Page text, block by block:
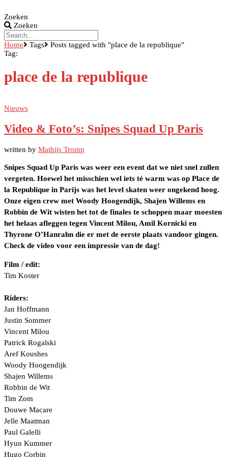
Zoeken
Zoeken
Home Tags
Posts tagged with "place de la republique"
Tag:
place de la republique
Nieuws
Video & Foto’s: Snipes Squad Up Paris
written by Mathijs Tromp
Snipes Squad Up Paris was weer een event dat we niet snel zullen
vergeten. Hoewel het misschien wel iets té warm was op Place de
la Republique in Parijs was het level skaten weer ongekend hoog.
Onze eigen crew met Woody Hoogendijk, Shajen Willems en
Robbin de Wit wisten het tot de finales te schoppen maar moesten
het helaas afleggen tegen Vincent Milou, Amil Kornicki en
Thyrone O’Hanrahn die er met de eerste plaats vandoor gingen.
Check de video voor een impressie van de dag!
Film / edit:
Tim Koster
Riders:
Jan Hoffmann
Justin Sommer
Vincent Milou
Patrick Rogalski
Aref Koushes
Woody Hoogendijk
Shajen Willems
Robbin de Wit
Tim Zom
Douwe Macare
Jelle Maatman
Paul Galelli
Hyun Kummer
Hugo Corbin